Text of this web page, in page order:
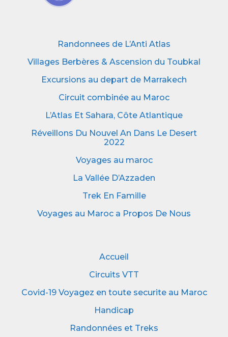
Randonnees de L’Anti Atlas
Villages Berbères & Ascension du Toubkal
Excursions au depart de Marrakech
Circuit combinée au Maroc
L’Atlas Et Sahara, Côte Atlantique
Réveillons Du Nouvel An Dans Le Desert
2022
Voyages au maroc
La Vallée D’Azzaden
Trek En Famille
Voyages au Maroc a Propos De Nous
Accueil
Circuits VTT
Covid-19 Voyagez en toute securite au Maroc
Handicap
Randonnées et Treks